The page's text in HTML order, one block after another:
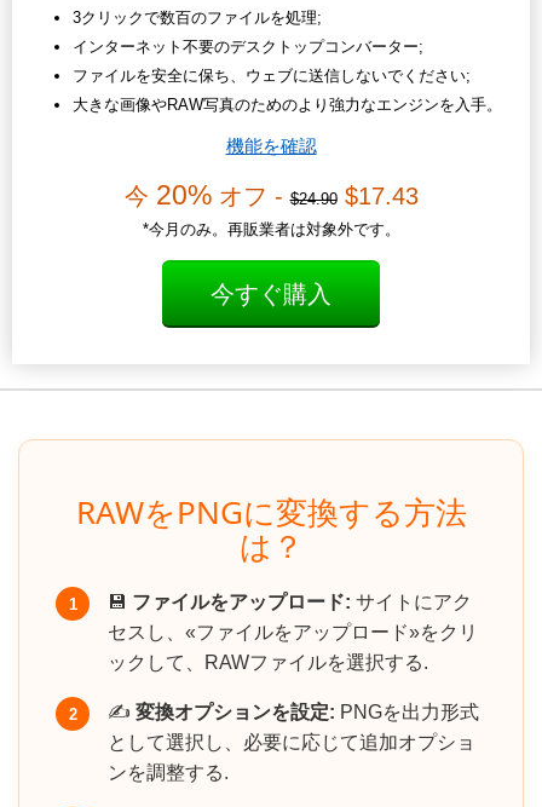
3クリックで数百のファイルを処理;
インターネット不要のデスクトップコンバーター;
ファイルを安全に保ち、ウェブに送信しないでください;
大きな画像やRAW写真のためのより強力なエンジンを入手。
機能を確認
今 20%オフ -$24.90$17.43
*今月のみ。再販業者は対象外です。
今すぐ購入
RAWをPNGに変換する方法
は？
1 💾 ファイルをアップロード: サイトにアク
セスし、«ファイルをアップロード»をクリ
ックして、RAWファイルを選択する.
2 ✍️ 変換オプションを設定: PNGを出力形式
として選択し、必要に応じて追加オプショ
ンを調整する.